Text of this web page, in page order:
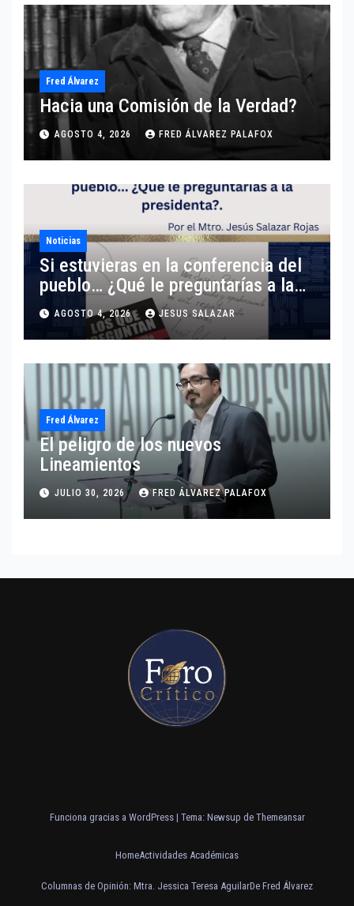
Fred Álvarez
Hacia una Comisión de la Verdad?
AGOSTO 4, 2026 FRED ÁLVAREZ PALAFOX
Noticias
Si estuvieras en la conferencia del
pueblo… ¿Qué le preguntarías a la
presidenta?
AGOSTO 4, 2026 JESUS SALAZAR
Fred Álvarez
El peligro de los nuevos
Lineamientos
JULIO 30, 2026 FRED ÁLVAREZ PALAFOX
Funciona gracias a WordPress | Tema: Newsup de Themeansar
HomeActividades Académicas
Columnas de Opinión: Mtra. Jessica Teresa AguilarDe Fred Álvarez